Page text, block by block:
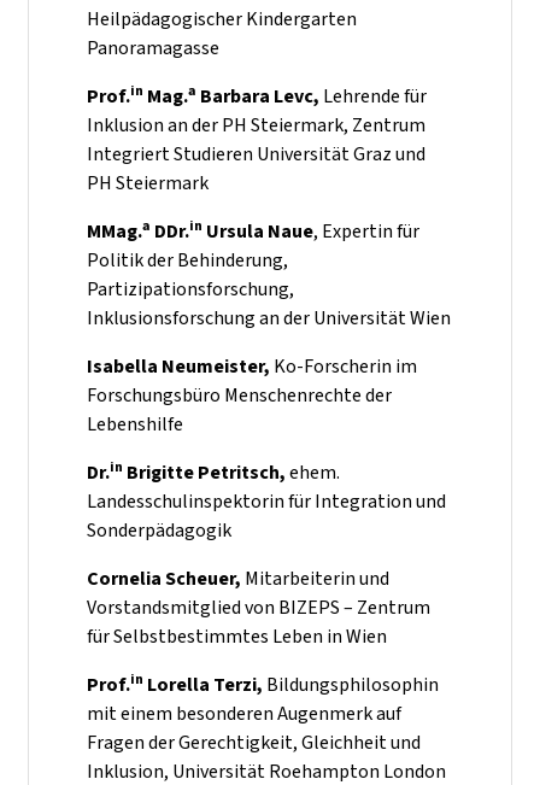
Heilpädagogischer Kindergarten
Panoramagasse
Prof.in Mag.a Barbara Levc, Lehrende für
Inklusion an der PH Steiermark, Zentrum
Integriert Studieren Universität Graz und
PH Steiermark
MMag.a DDr.in Ursula Naue, Expertin für
Politik der Behinderung,
Partizipationsforschung,
Inklusionsforschung an der Universität Wien
Isabella Neumeister, Ko-Forscherin im
Forschungsbüro Menschenrechte der
Lebenshilfe
Dr.in Brigitte Petritsch,ehem.
Landesschulinspektorin für Integration und
Sonderpädagogik
Cornelia Scheuer, Mitarbeiterin und
Vorstandsmitglied von BIZEPS – Zentrum
für Selbstbestimmtes Leben in Wien
Prof.in Lorella Terzi, Bildungsphilosophin
mit einem besonderen Augenmerk auf
Fragen der Gerechtigkeit, Gleichheit und
Inklusion, Universität Roehampton London